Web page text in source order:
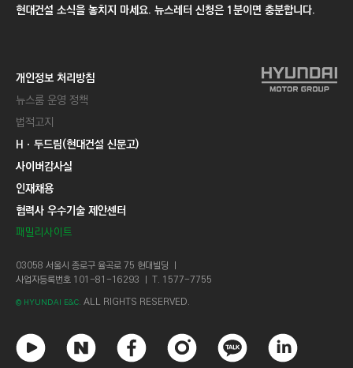
현대건설 소식을 놓치지 마세요. 뉴스레터 신청은 1분이면 충분합니다.
개인정보 처리방침
뉴스룸 운영 정책
법적고지
Hㆍ두드림(현대건설 신문고)
사이버감사실
인재채용
협력사 우수기술 제안센터
패밀리사이트
03058 서울시 종로구 율곡로 75 현대빌딩 ㅣ
사업자등록번호 101-81-16293 ㅣ T. 1577-7755
© HYUNDAI E&C. ALL RIGHTS RESERVED.